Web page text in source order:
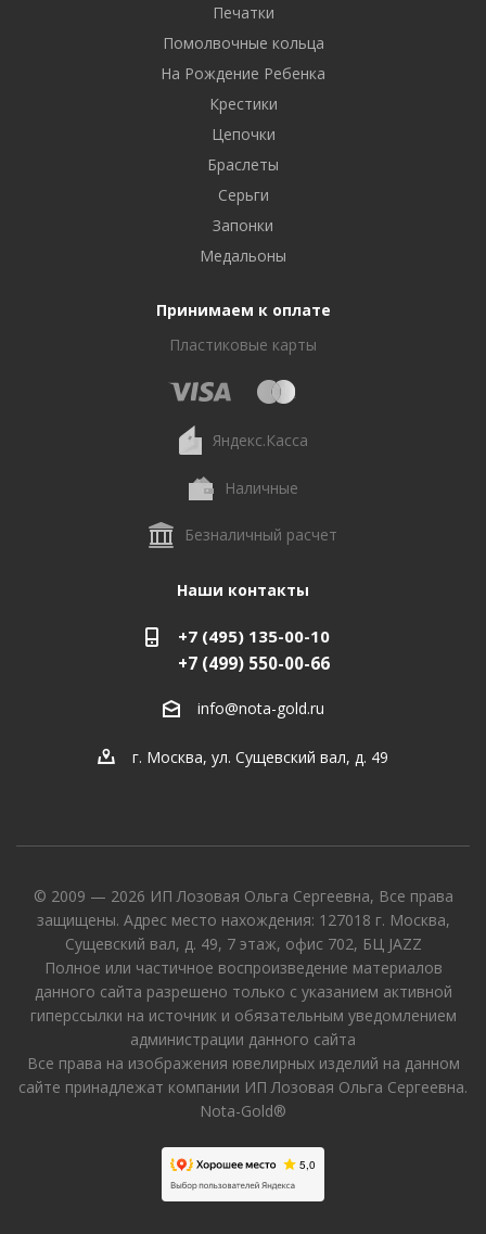
Печатки
Помолвочные кольца
На Рождение Ребенка
Крестики
Цепочки
Браслеты
Серьги
Запонки
Медальоны
Принимаем к оплате
Пластиковые карты
Яндекс.Касса
Наличные
Безналичный расчет
Наши контакты
+7 (495) 135-00-10
+7 (499) 550-00-66
info@nota-gold.ru
г. Москва, ул. Сущевский вал, д. 49
© 2009 — 2026 ИП Лозовая Ольга Сергеевна, Все права
защищены. Адрес место нахождения: 127018 г. Москва,
Сущевский вал, д. 49, 7 этаж, офис 702, БЦ JAZZ
Полное или частичное воспроизведение материалов
данного сайта разрешено только с указанием активной
гиперссылки на источник и обязательным уведомлением
администрации данного сайта
Все права на изображения ювелирных изделий на данном
сайте принадлежат компании ИП Лозовая Ольга Сергеевна.
Nota-Gold®